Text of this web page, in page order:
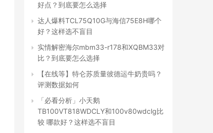
好点？到底要怎么选择
达人爆料TCL75Q10G与海信75E8H哪个
好？这样选不盲目
实情解密海尔mbm33-r178和XQBM33对
比？到底要怎么选择
【在线等】特仑苏质量彼德运牛奶贵吗？
评测数据如何
「必看分析」小天鹅
TB100VT818WDCLY和100v80wdclg比
较 哪款好？这样选不盲目